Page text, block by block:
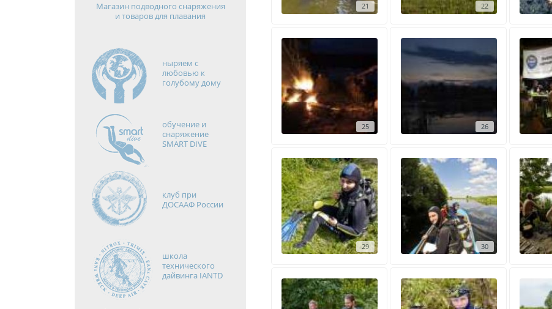
Магазин подводного снаряжения
и товаров для плавания
ныряем с
любовью к
голубому дому
обучение и
снаряжение
SMART DIVE
клуб при
ДОСААФ России
школа
технического
дайвинга IANTD
21 22
25 26
29 30